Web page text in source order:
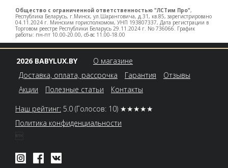
Общество с ограниченной ответственностью "ЛСТим Про",
Республика Беларусь, г.Минск, ул.Шаранговича, д.31, кв.85, зарегистрировано
04.11.2024 г. Минским горисполкомом, УНП 193807337, Дата регистрации в
Торговом реестре Республики Беларусь 29.11.2024 г. No 736066. График
работы: пн-пт 10.00-20.00, сб-вс 11.00-18.00
2026 BABYLUX.BY
О магазине
Доставка, оплата, рассрочка
Гарантия
Отзывы
Акции
Полезные статьи
Контакты
Наш рейтинг: 5.0 (Голосов: 10) ★★★★★
Политика конфиденциальности
